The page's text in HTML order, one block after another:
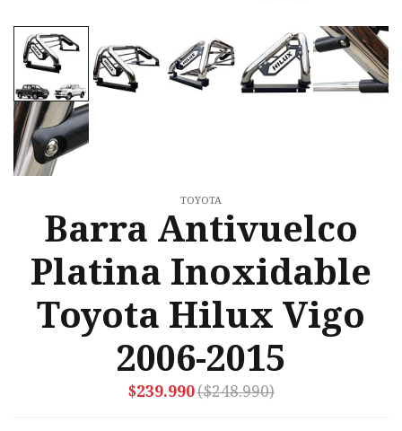
TOYOTA
Barra Antivuelco
Platina Inoxidable
Toyota Hilux Vigo
2006-2015
$239.990($248.990)